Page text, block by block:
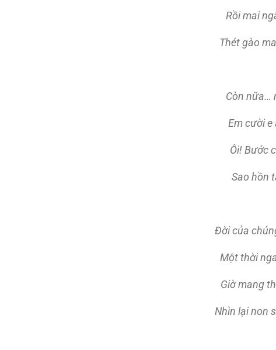
Rồi mai
Thét gào
Còn nữa…
Em cười e
Ôi! Bước
Sao hồn
Ðời của
Một thời
Giờ mang
Nhìn lại non